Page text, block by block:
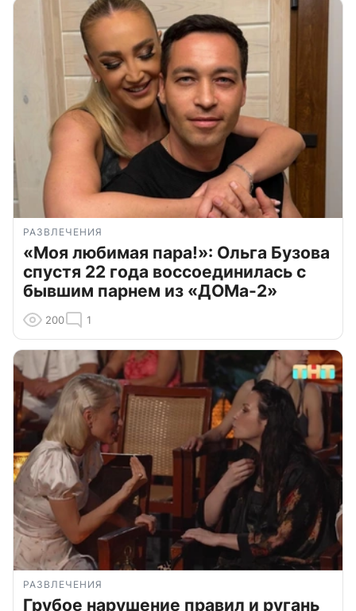
РАЗВЛЕЧЕНИЯ
«Моя любимая пара!»: Ольга Бузова
спустя 22 года воссоединилась с
бывшим парнем из «ДОМа-2»
200 1
РАЗВЛЕЧЕНИЯ
Грубое нарушение правил и ругань